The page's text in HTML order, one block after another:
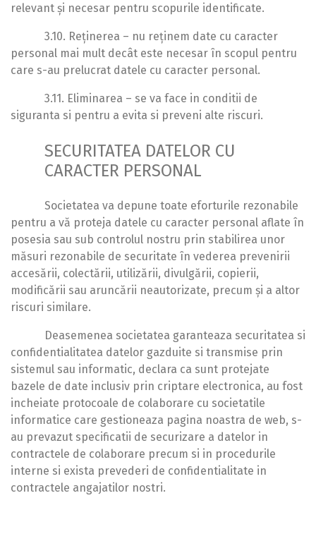
relevant și necesar pentru scopurile identificate.
3.10. Reținerea – nu reținem date cu caracter
personal mai mult decât este necesar în scopul pentru
care s-au prelucrat datele cu caracter personal.
3.11. Eliminarea – se va face in conditii de
siguranta si pentru a evita si preveni alte riscuri.
SECURITATEA DATELOR CU
CARACTER PERSONAL
Societatea va depune toate eforturile rezonabile
pentru a vă proteja datele cu caracter personal aflate în
posesia sau sub controlul nostru prin stabilirea unor
măsuri rezonabile de securitate în vederea prevenirii
accesării, colectării, utilizării, divulgării, copierii,
modificării sau aruncării neautorizate, precum și a altor
riscuri similare.
Deasemenea societatea garanteaza securitatea si
confidentialitatea datelor gazduite si transmise prin
sistemul sau informatic, declara ca sunt protejate
bazele de date inclusiv prin criptare electronica, au fost
incheiate protocoale de colaborare cu societatile
informatice care gestioneaza pagina noastra de web, s-
au prevazut specificatii de securizare a datelor in
contractele de colaborare precum si in procedurile
interne si exista prevederi de confidentialitate in
contractele angajatilor nostri.